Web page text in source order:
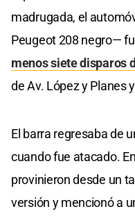
madrugada, el
Peugeot 208 negro—
menos siete disparos
de Av. López y Planes
El barra regresaba de
cuando fue atacado.
provinieron desde un
versión y mencionó a